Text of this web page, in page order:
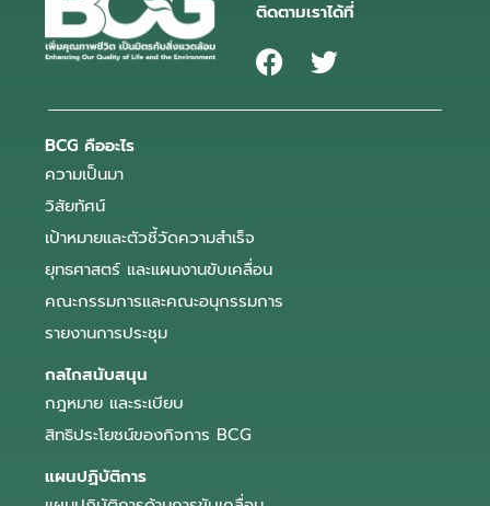
ติดตามเราได้ที่
BCG คืออะไร
ความเป็นมา
วิสัยทัศน์
เป้าหมายและตัวชี้วัดความสำเร็จ
ยุทธศาสตร์ และแผนงานขับเคลื่อน
คณะกรรมการและคณะอนุกรรมการ
รายงานการประชุม
กลไกสนับสนุน
กฎหมาย และระเบียบ
สิทธิประโยชน์ของกิจการ BCG
แผนปฏิบัติการ